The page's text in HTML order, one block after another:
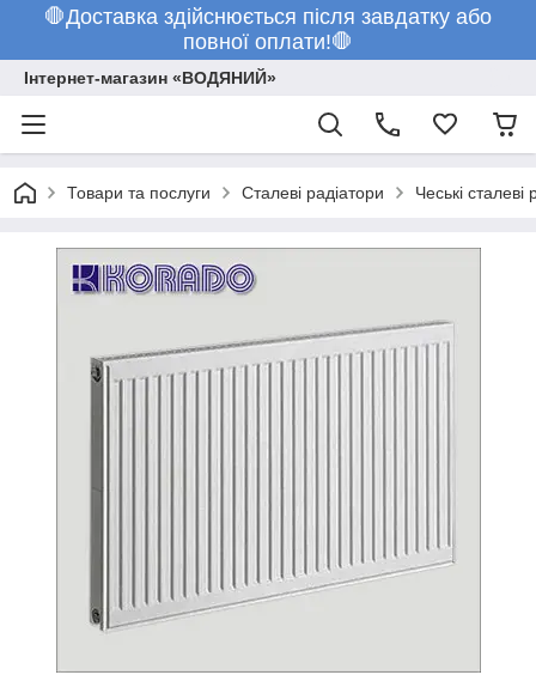
🛑Доставка здійснюється після завдатку або
повної оплати!🛑
Інтернет-магазин «ВОДЯНИЙ»
Товари та послуги Сталеві радіатори Чеські